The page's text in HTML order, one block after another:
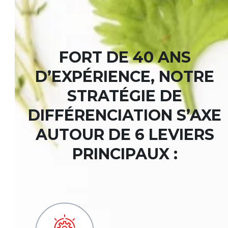
FORT DE 40 ANS
D’EXPÉRIENCE, NOTRE
STRATÉGIE DE
DIFFÉRENCIATION S’AXE
AUTOUR DE 6 LEVIERS
PRINCIPAUX :